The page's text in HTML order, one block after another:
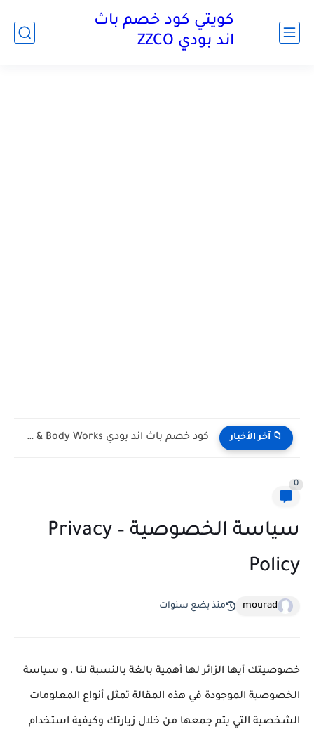
كويتي كود خصم باث
اند بودي ZZCO
📁 آخر الأخبار كود خصم باث اند بودي Bath & Body Works الكويت...
0
سياسة الخصوصية – Privacy
Policy
mourad منذ بضع سنوات
خصوصيتك أيها الزائر لها أهمية بالغة بالنسبة لنا ، و سياسة
الخصوصية الموجودة في هذه المقالة تمثل أنواع المعلومات
الشخصية التي يتم جمعها من خلال زيارتك وكيفية استخدام